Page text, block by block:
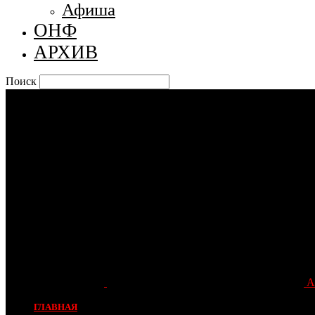
Афиша
ОНФ
АРХИВ
Поиск
ГЛАВНАЯ